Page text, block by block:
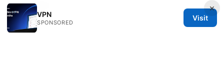
与测速技巧
×
VPN
SPONSORED
Visit